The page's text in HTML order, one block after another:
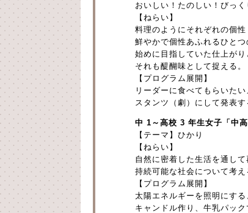
おいしい！たのしい！びっ
【ねらい】
料理のようにそれぞれの個
鮮やかで個性あふれるひと
始めに目指していた仕上がり
それも醍醐味として捉える。
【プログラム展開】
リーダーに食べてもらいた
スタンツ（劇）にして発表す
中 1～高校 3 年生女子「中
【テーマ】ひかり
【ねらい】
自然に密着した生活を通し
持続可能な社会について考え
【プログラム展開】
太陽エネルギーを照明にする
キャンドル作り、牛乳パッ